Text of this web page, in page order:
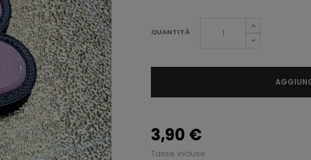
QUANTITÀ
3,90 €
Tasse incluse